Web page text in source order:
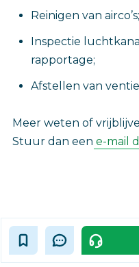
Reinigen van airco’s;
Inspectie
rapportage;
Afstellen van
Meer weten of
Stuur dan een e-mail